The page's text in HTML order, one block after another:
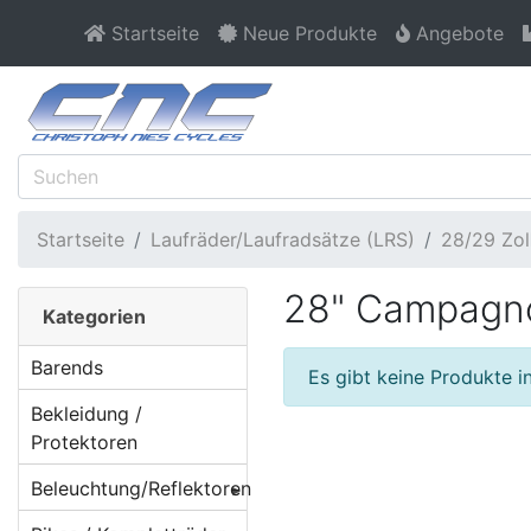
Startseite Neue Produkte Angebote
Startseite Laufräder/Laufradsätze (LRS) 28/29
28"
Es gibt keine Produkte
Kategorien
Barends
Bekleidung /
Protektoren
Beleuchtung/Reflektoren